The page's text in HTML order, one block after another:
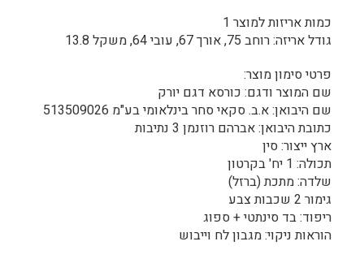
כמות אריזות למוצר 1
גודל אריזה: רוחב 75, אורך 67, עובי 64, משקל 13.8
פרטי סימון מוצר:
שם המוצר ודגם: כורסא דגם יורק
שם היבואן: א.ב. סקאי סחר בינלאומי בע"מ 513509026
כתובת היבואן: אברהם רוזנמן 3 נתיבות
ארץ ייצור: סין
תכולה: 1 יח' בקרטון
שלדה: מתכת (ברזל)
גימור 2 שכבות צבע
ריפוד: בד סינתטי + ספוג
הוראות ניקוי: מגבון לח וייבוש